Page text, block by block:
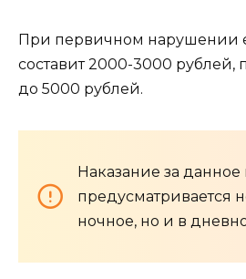
При первичном нарушении
составит 2000-3000 рублей,
до 5000 рублей.
Наказание за
предусматривается
ночное, но и в